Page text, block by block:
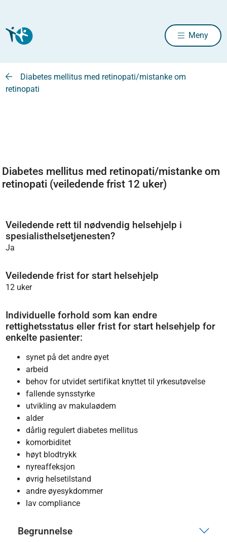
Meny
Diabetes mellitus med retinopati/mistanke om
retinopati
Diabetes mellitus med retinopati/mistanke om
retinopati (veiledende frist 12 uker)
Veiledende rett til nødvendig helsehjelp i
spesialisthelsetjenesten?
Ja
Veiledende frist for start helsehjelp
12 uker
Individuelle forhold som kan endre
rettighetsstatus eller frist for start helsehjelp for
enkelte pasienter:
synet på det andre øyet
arbeid
behov for utvidet sertifikat knyttet til yrkesutøvelse
fallende synsstyrke
utvikling av makulaødem
alder
dårlig regulert diabetes mellitus
komorbiditet
høyt blodtrykk
nyreaffeksjon
øvrig helsetilstand
andre øyesykdommer
lav compliance
Begrunnelse